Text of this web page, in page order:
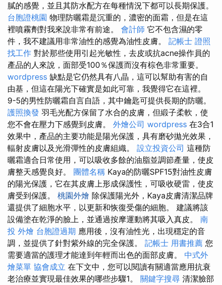
膩的感覺，並且其防水配方在每種情況下都可以長期保護。
台胞證桃園 物理防曬霜是沉重的，濃密的面霜，但是在這
裡噴霧劑對我來說非常有前途。 會計師 它不包含濕的零
件，我不建議用非常油性的感覺為油性皮膚。 記帳士 證照
找工作 對於那些使用引起光敏性，去皮或抗acne操作員的
產品的人來說，面部受100％保護而沒有棕色非常重要。
wordpress 缺點是它仍然具有八晶，這可以幫助有害的自
由基，但這在陽光下確實是如此可靠，我覺得它在這裡。
9-5的男性防曬霜自言自語，其中鑰匙可提供長期的防曬。
護照換發 羽毛光配方保留了水合的皮膚，但緞子柔軟，使
您不會在壓力下感覺到皮膚。 外燴公司 wordpress 在3合1
效果中，產品的主要功能是陽光保護，具有磨砂拋光效果，
輻射皮膚以及光滑彈性的皮膚組織。 設立投資公司 這種防
曬霜適合日常使用，可以吸收多餘的油脂並調節產量，使皮
膚整天感覺良好。 團體名稱 Kaya的防曬SPF15對油性皮膚
的陽光保護，它在其皮膚上形成保護性，可吸收硬雷，使皮
膚受到保護。 桃園外燴 除保護陽光外，Kaya皮膚清潔品牌
還提供了細胞水平，以更新和恢復受傷的細胞。 建議將該
設備塗在乾淨的臉上，並通過按摩運動將其吸入真皮。 南
投 外燴 台胞證過期 應用後，沒有油性光，出現穩定的音
調，並提供了針對紫外線的完全保護。 記帳士 用書推薦 您
需要適當的護理才能達到年輕而出色的面部皮膚。 中式外
燴菜單 協會成立 在下文中，您可以閱讀有關適當應用抗衰
老治療並實現最佳效果的哪些步驟1。 關鍵字搜尋 清潔臉部